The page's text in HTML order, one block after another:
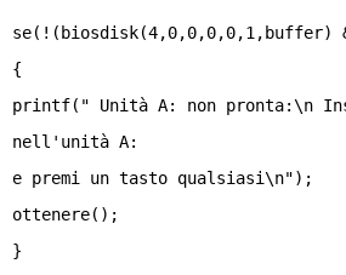
se(!(biosdisk(4,0,0,0,0,1,buffer)
{
printf(" Unità A: non pronta:\n
nell'unità A:
e premi un tasto qualsiasi\n");
ottenere();